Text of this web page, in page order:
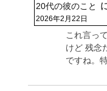
20代の彼のこと
2026年2月22日
これ言っ
けど 残念
ですね。